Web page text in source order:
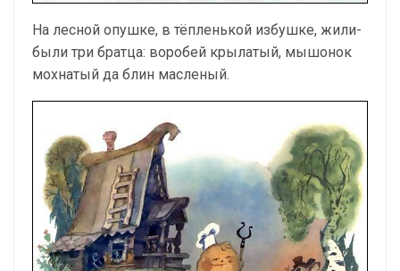
На лесной опушке, в тёпленькой избушке, жили-
были три братца: воробей крылатый, мышонок
мохнатый да блин масленый.